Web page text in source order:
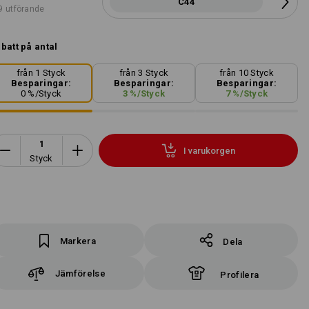
utförande
på antal
från 1 Styck
Besparingar:
0%/Styck
från 3 Styck
Besparingar:
3%/Styck
från 10 Styck
Besparingar:
7%/Styck
Styck
I varukorgen
Markera Dela
Jämförelse Profilera